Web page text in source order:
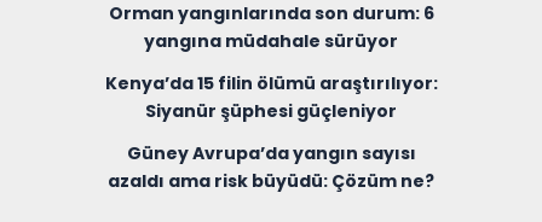
Orman yangınlarında son durum: 6
yangına müdahale sürüyor
Kenya’da 15 filin ölümü araştırılıyor:
Siyanür şüphesi güçleniyor
Güney Avrupa’da yangın sayısı
azaldı ama risk büyüdü: Çözüm ne?